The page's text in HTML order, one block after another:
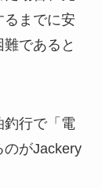
までに安
であると
釣行で「電
のがJackery